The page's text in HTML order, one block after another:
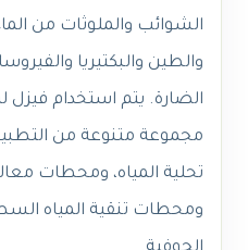
الشوائب والملوثات من
والطين والبكتيريا
الضارة. يتم استخدام فيزل
مجموعة متنوعة من
تحلية المياه، ومحطات
ومحطات تنقية المياه